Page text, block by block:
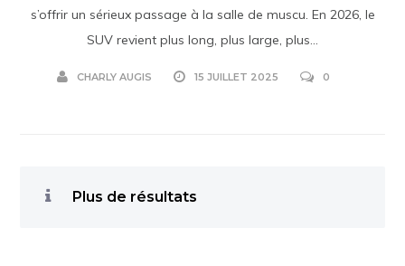
s’offrir un sérieux passage à la salle de muscu. En 2026, le
SUV revient plus long, plus large, plus...
CHARLY AUGIS 15 JUILLET 2025 0
Plus de résultats